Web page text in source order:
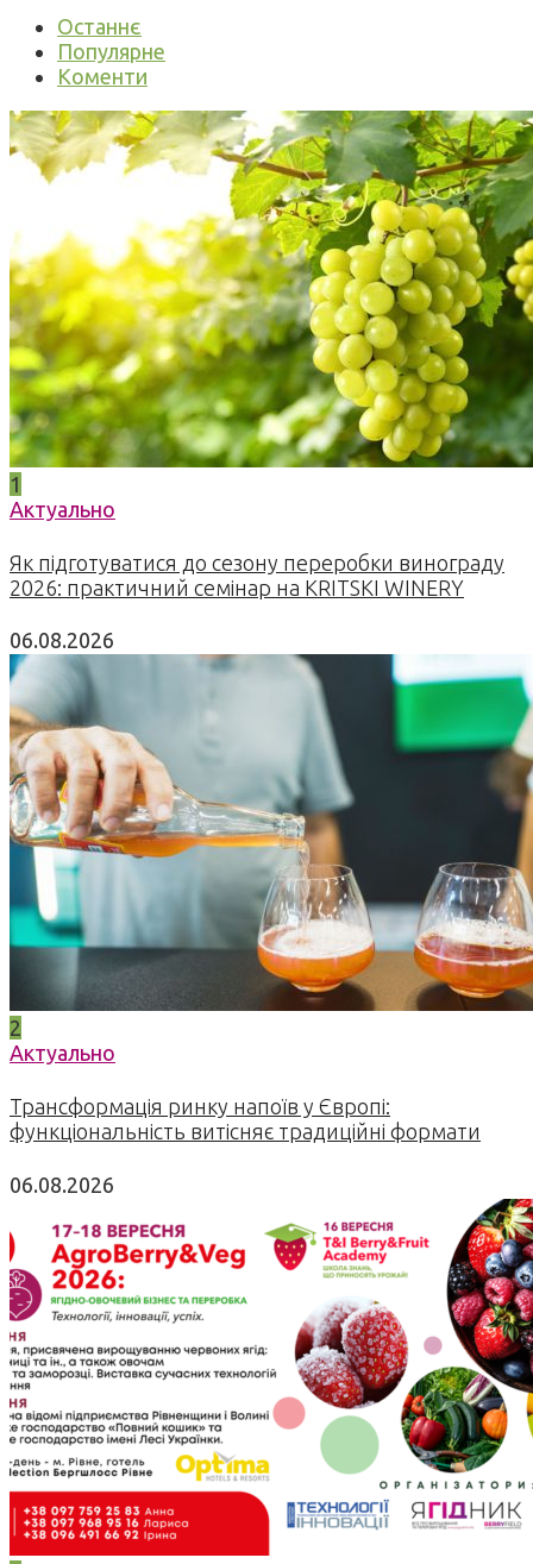
Останнє
Популярне
Коменти
1
Актуально
Як підготуватися до сезону переробки винограду
2026: практичний семінар на KRITSKI WINERY
06.08.2026
2
Актуально
Трансформація ринку напоїв у Європі:
функціональність витісняє традиційні формати
06.08.2026